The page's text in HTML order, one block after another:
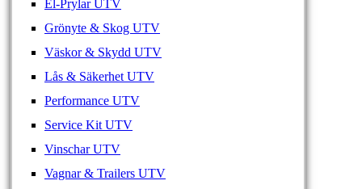
El-Prylar UTV
Grönyte & Skog UTV
Väskor & Skydd UTV
Lås & Säkerhet UTV
Performance UTV
Service Kit UTV
Vinschar UTV
Vagnar & Trailers UTV